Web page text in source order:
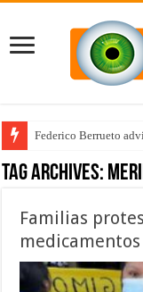
Federico Berrueto
Arrancan la tercera
Tag Archives:
Familias